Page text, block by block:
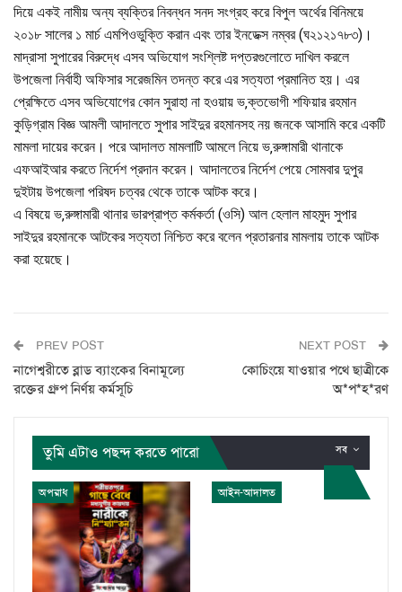
দিয়ে একই নামীয় অন্য ব্যক্তির নিবন্ধন সনদ সংগ্রহ করে বিপুল অর্থের বিনিময়ে
২০১৮ সালের ১ মার্চ এমপিওভুক্তি করান এবং তার ইনডেক্স নম্বর (ঘ২১২১৭৮৩)।
মাদ্রাসা সুপারের বিরুদ্ধে এসব অভিযোগ সংশ্লিষ্ট দপ্তরগুলোতে দাখিল করলে
উপজেলা নির্বাহী অফিসার সরেজমিন তদন্ত করে এর সত্যতা প্রমানিত হয়। এর
প্রেক্ষিতে এসব অভিযোগের কোন সুরাহা না হওয়ায় ভ‚ক্তভোগী শফিয়ার রহমান
কুড়িগ্রাম বিজ্ঞ আমলী আদালতে সুপার সাইদুর রহমানসহ নয় জনকে আসামি করে একটি
মামলা দায়ের করেন। পরে আদালত মামলাটি আমলে নিয়ে ভ‚রুঙ্গামারী থানাকে
এফআইআর করতে নির্দেশ প্রদান করেন। আদালতের নির্দেশ পেয়ে সোমবার দুপুর
দুইটায় উপজেলা পরিষদ চত্বর থেকে তাকে আটক করে।
এ বিষয়ে ভ‚রুঙ্গামারী থানার ভারপ্রাপ্ত কর্মকর্তা (ওসি) আল হেলাল মাহমুদ সুপার
সাইদুর রহমানকে আটকের সত্যতা নিশ্চিত করে বলেন প্রতারনার মামলায় তাকে আটক
করা হয়েছে।
PREV POST
নাগেশ্বরীতে ব্লাড ব্যাংকের বিনামূল্যে
রক্তের গ্রুপ নির্ণয় কর্মসূচি
NEXT POST
কোচিংয়ে যাওয়ার পথে ছাত্রীকে
অ*প*হ*রণ
সব
তুমি এটাও পছন্দ করতে পারো
অপরাধ আইন-আদালত